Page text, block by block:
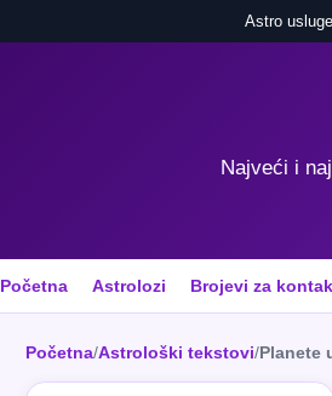
Astro
Najveći i
Početna Astrolozi Brojevi za
Početna/Astrološki tekstovi/Planete